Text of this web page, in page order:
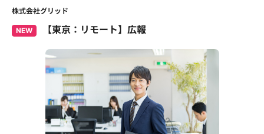
株式会社グリッド
NEW 【東京：リモート】広報